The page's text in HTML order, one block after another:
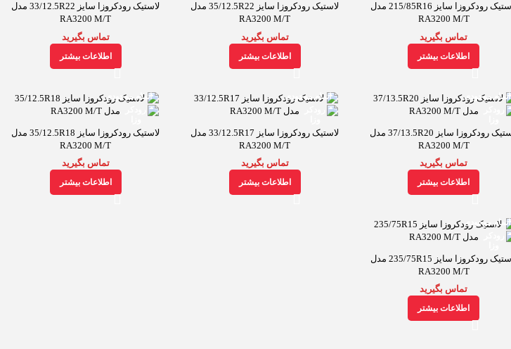
لاستیک رودکروزا سایز 215/85R16 مدل
RA3200 M/T
تماس بگیرید
اطلاعات بیشتر
لاستیک رودکروزا سایز 35/12.5R22 مدل
RA3200 M/T
تماس بگیرید
اطلاعات بیشتر
لاستیک رودکروزا سایز 33/12.5R22 مدل
RA3200 M/T
تماس بگیرید
اطلاعات بیشتر
اتمام موجودی
لاستیک رودکروزا سایز 37/13.5R20 مدل
RA3200 M/T
تماس بگیرید
اطلاعات بیشتر
اتمام موجودی
لاستیک رودکروزا سایز 33/12.5R17 مدل
RA3200 M/T
تماس بگیرید
اطلاعات بیشتر
اتمام موجودی
لاستیک رودکروزا سایز 35/12.5R18 مدل
RA3200 M/T
تماس بگیرید
اطلاعات بیشتر
اتمام موجودی
لاستیک رودکروزا سایز 235/75R15 مدل
RA3200 M/T
تماس بگیرید
اطلاعات بیشتر